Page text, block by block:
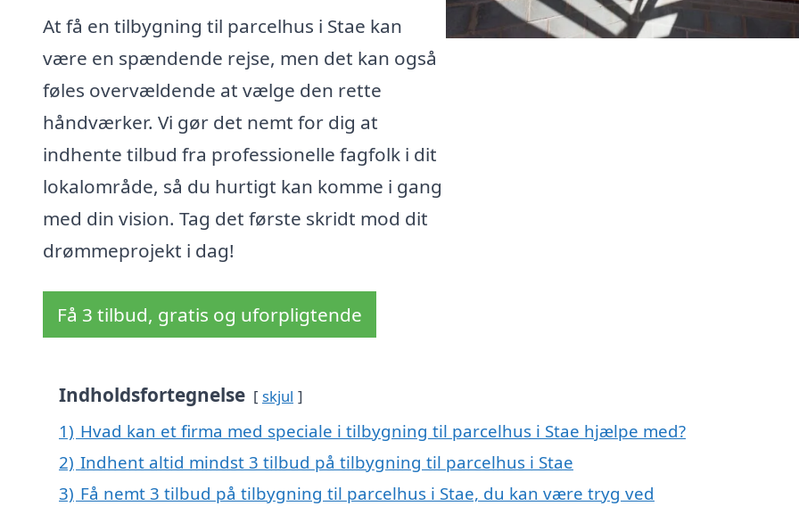
At få en tilbygning til parcelhus i Stae kan
være en spændende rejse, men det kan også
føles overvældende at vælge den rette
håndværker. Vi gør det nemt for dig at
indhente tilbud fra professionelle fagfolk i dit
lokalområde, så du hurtigt kan komme i gang
med din vision. Tag det første skridt mod dit
drømmeprojekt i dag!
Få 3 tilbud, gratis og uforpligtende
Indholdsfortegnelse skjul
1) Hvad kan et firma med speciale i tilbygning til parcelhus i Stae hjælpe med?
2) Indhent altid mindst 3 tilbud på tilbygning til parcelhus i Stae
3) Få nemt 3 tilbud på tilbygning til parcelhus i Stae, du kan være tryg ved